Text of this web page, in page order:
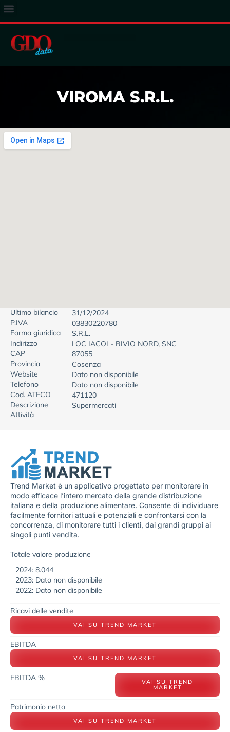
VIROMA S.R.L.
Ultimo bilancio
31/12/2024
P.IVA
03830220780
Forma giuridica
S.R.L.
Indirizzo
LOC IACOI - BIVIO NORD, SNC
CAP
87055
Provincia
Cosenza
Website
Dato non disponibile
Telefono
Dato non disponibile
Cod. ATECO
471120
Descrizione
Attività
Supermercati
Trend Market è un applicativo progettato per monitorare in
modo efficace l’intero mercato della grande distribuzione
italiana e della produzione alimentare. Consente di individuare
facilmente fornitori attuali e potenziali e confrontarsi con la
concorrenza, di monitorare tutti i clienti, dai grandi gruppi ai
singoli punti vendita.
Totale valore produzione
2024: 8.044
2023: Dato non disponibile
2022: Dato non disponibile
Ricavi delle vendite
VAI SU TREND MARKET
EBITDA
VAI SU TREND MARKET
EBITDA % VAI SU TREND
MARKET
Patrimonio netto
VAI SU TREND MARKET